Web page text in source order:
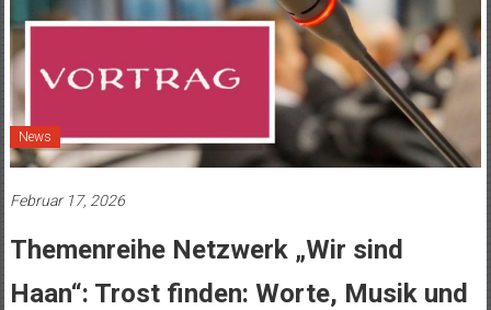
News
Februar 17, 2026
Themenreihe Netzwerk „Wir sind
Haan“: Trost finden: Worte, Musik und